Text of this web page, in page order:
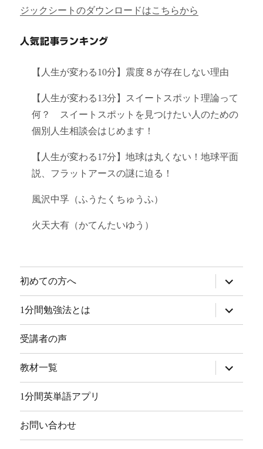
ジックシートのダウンロードはこちらから
人気記事ランキング
【人生が変わる10分】震度８が存在しない理由
【人生が変わる13分】スイートスポット理論って
何？ スイートスポットを見つけたい人のための
個別人生相談会はじめます！
【人生が変わる17分】地球は丸くない！地球平面
説、フラットアースの謎に迫る！
風沢中孚（ふうたくちゅうふ）
火天大有（かてんたいゆう）
初めての方へ
ブ
メ
ニ
ュ
ー
開
1分間勉強法とは
ブ
メ
ー
を
展
開
受講者の声
教材一覧
ブ
メ
ー
開
1分間英単語アプリ
お問い合わせ